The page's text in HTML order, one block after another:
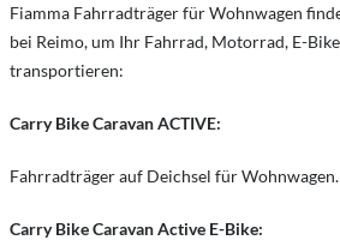
Fiamma Fahrradträger für Wohnwagen
bei Reimo, um Ihr Fahrrad, Motorrad, E-
transportieren:
Carry Bike Caravan ACTIVE:
Fahrradträger auf Deichsel für
Carry Bike Caravan Active E-Bike: